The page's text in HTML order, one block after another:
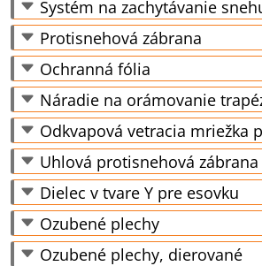
Systém na zachytávanie
Protisnehová zábrana
Ochranná fólia
Náradie na orámovanie
Odkvapová vetracia mriežka
Uhlová protisnehová zábrana
Dielec v tvare Y pre esovku
Ozubené plechy
Ozubené plechy, dierované